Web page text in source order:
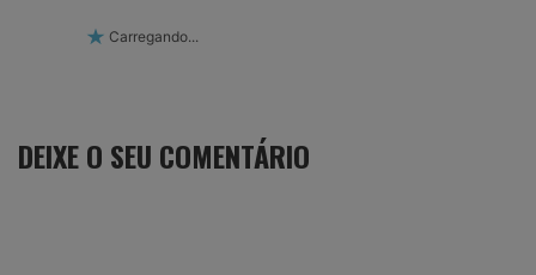
Carregando...
DEIXE O SEU COMENTÁRIO